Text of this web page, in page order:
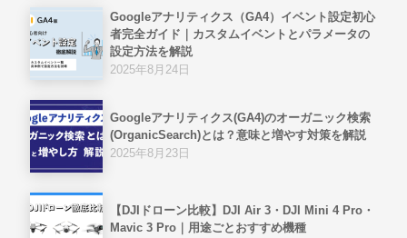
Googleアナリティクス（GA4）イベント設定初心
者完全ガイド｜カスタムイベントとパラメータの
設定方法を解説
2025年8月24日
Googleアナリティクス(GA4)のオーガニック検索
(OrganicSearch)とは？意味と増やす対策を解説
2025年8月23日
【DJIドローン比較】DJI Air 3・DJI Mini 4 Pro・
Mavic 3 Pro｜用途ごとおすすめ機種